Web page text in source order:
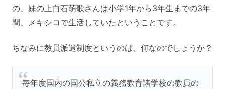
の、妹の上白石萌歌さんは小学1年から3年生までの3年
間、メキシコで生活していたということです。
ちなみに教員派遣制度というのは、何なのでしょうか？
毎年度国内の国公私立の義務教育諸学校の教員の